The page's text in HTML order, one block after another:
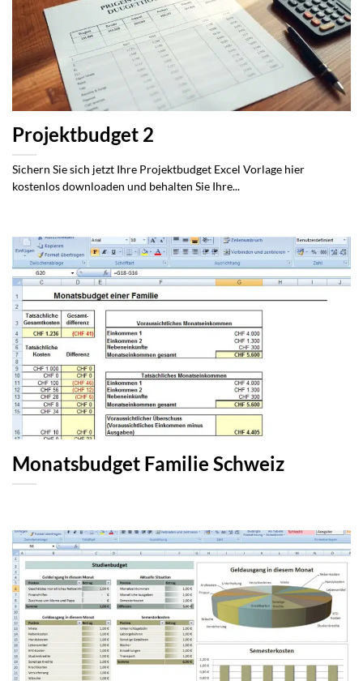
Projektbudget 2
Sichern Sie sich jetzt Ihre Projektbudget Excel Vorlage hier
kostenlos downloaden und behalten Sie Ihre...
Monatsbudget Familie Schweiz